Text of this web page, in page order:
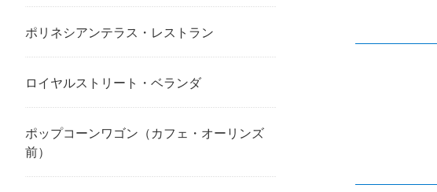
ポリネシアンテラス・レストラン
ロイヤルストリート・ベランダ
ポップコーンワゴン（カフェ・オーリンズ
前）